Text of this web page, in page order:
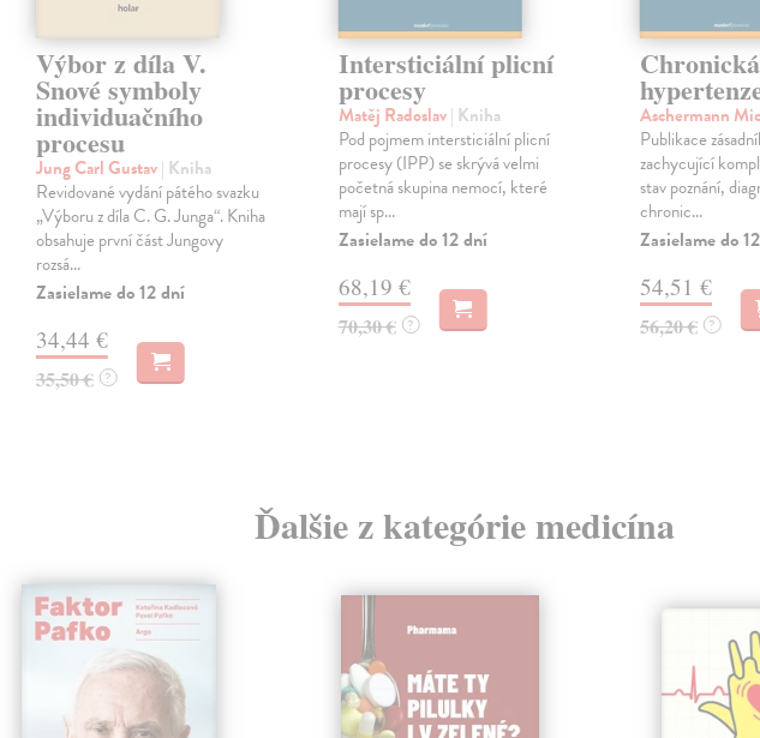
Výbor z díla V.
Snové symboly
individuačního
procesu
Jung Carl Gustav| Kniha
Revidované vydání pátého svazku
„Výboru z díla C. G. Junga“. Kniha
obsahuje první část Jungovy
rozsá...
Zasielame do 12 dní
34,44 €
35,50 € ?
Intersticiální plicní
procesy
Matěj Radoslav| Kniha
Pod pojmem intersticiální plicní
procesy (IPP) se skrývá velmi
početná skupina nemocí, které
mají sp...
Zasielame do 12 dní
68,19 €
70,30 € ?
Aschermann
Publikace
zachycující
stav poznání,
chronic...
Zasielame do
54,51 €
56,20 € ?
Ďalšie z kategórie medicína